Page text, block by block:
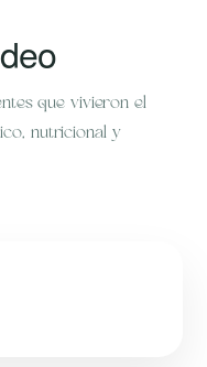
que vivieron el
nutricional y